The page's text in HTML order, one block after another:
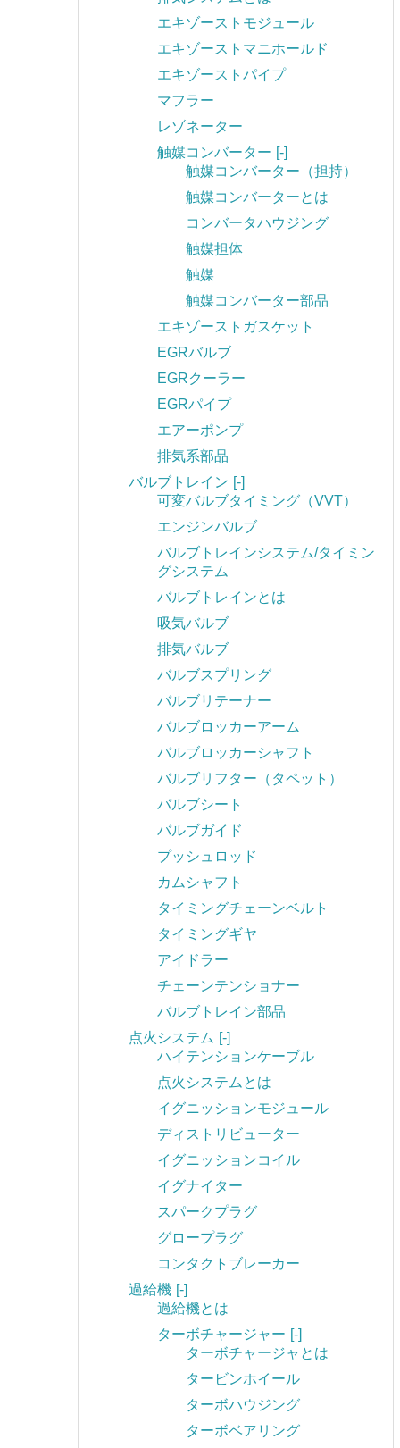
エキゾーストモジュール
エキゾーストマニホールド
エキゾーストパイプ
マフラー
レゾネーター
触媒コンバーター [-]
触媒コンバーター（担持）
触媒コンバーターとは
コンバータハウジング
触媒担体
触媒
触媒コンバーター部品
エキゾーストガスケット
EGRバルブ
EGRクーラー
EGRパイプ
エアーポンプ
排気系部品
バルブトレイン [-]
可変バルブタイミング（VVT）
エンジンバルブ
バルブトレインシステム/タイミン
グシステム
バルブトレインとは
吸気バルブ
排気バルブ
バルブスプリング
バルブリテーナー
バルブロッカーアーム
バルブロッカーシャフト
バルブリフター（タペット）
バルブシート
バルブガイド
プッシュロッド
カムシャフト
タイミングチェーンベルト
タイミングギヤ
アイドラー
チェーンテンショナー
バルブトレイン部品
点火システム [-]
ハイテンションケーブル
点火システムとは
イグニッションモジュール
ディストリビューター
イグニッションコイル
イグナイター
スパークプラグ
グロープラグ
コンタクトブレーカー
過給機 [-]
過給機とは
ターボチャージャー [-]
ターボチャージャとは
タービンホイール
ターボハウジング
ターボベアリング